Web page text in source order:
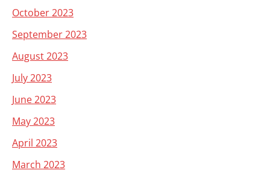
October 2023
September 2023
August 2023
July 2023
June 2023
May 2023
April 2023
March 2023